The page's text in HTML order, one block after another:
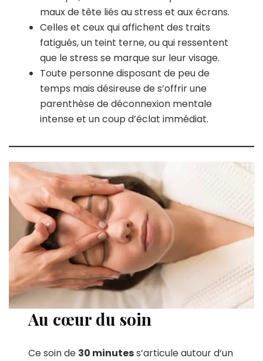
maux de tête liés au stress et aux écrans.
Celles et ceux qui affichent des traits
fatigués, un teint terne, ou qui ressentent
que le stress se marque sur leur visage.
Toute personne disposant de peu de
temps mais désireuse de s’offrir une
parenthèse de déconnexion mentale
intense et un coup d’éclat immédiat.
Au cœur du soin
Ce soin de 30 minutess’articule autour d’un